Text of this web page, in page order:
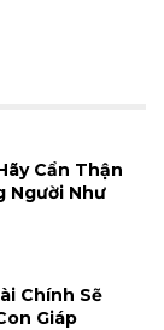
Cẩn Thận
Người Như
Chính Sẽ
Giáp